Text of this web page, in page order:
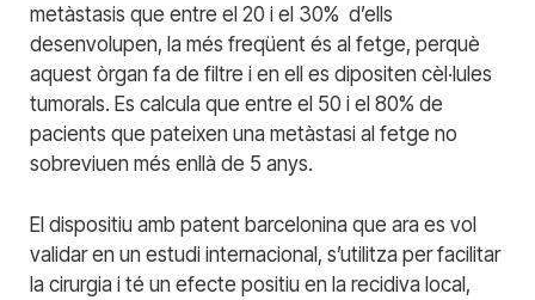
metàstasis que entre el 20 i el 30% d’ells
desenvolupen, la més freqüent és al fetge, perquè
aquest òrgan fa de filtre i en ell es dipositen cèl·lules
tumorals. Es calcula que entre el 50 i el 80% de
pacients que pateixen una metàstasi al fetge no
sobreviuen més enllà de 5 anys.
El dispositiu amb patent barcelonina que ara es vol
validar en un estudi internacional, s’utilitza per facilitar
la cirurgia i té un efecte positiu en la recidiva local,